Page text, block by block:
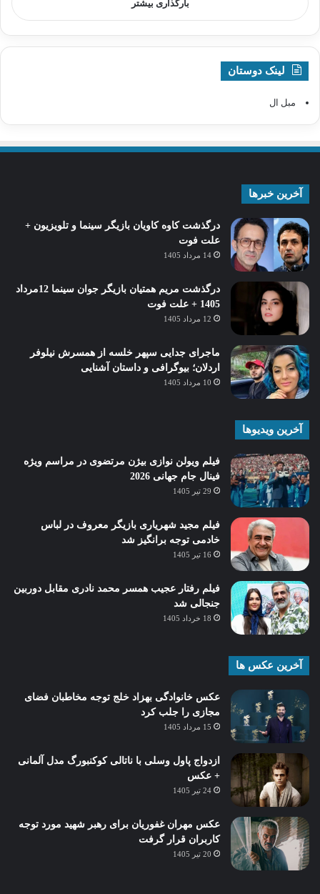
بارگذاری بیشتر
لینک دوستان
مبل ال
آخرین خبرها
درگذشت کاوه کاویان بازیگر سینما و تلویزیون +
علت فوت
14 مرداد 1405
درگذشت مریم همتیان بازیگر جوان سینما 12مرداد
1405 + علت فوت
12 مرداد 1405
ماجرای جدایی سپهر خلسه از همسرش نیلوفر
اردلان؛ بیوگرافی و داستان آشنایی
10 مرداد 1405
آخرین ویدیوها
فیلم ویولن نوازی بیژن مرتضوی در مراسم ویژه
فینال جام جهانی 2026
29 تیر 1405
فیلم مجید شهریاری بازیگر معروف در لباس
خادمی توجه برانگیز شد
16 تیر 1405
فیلم رفتار عجیب همسر محمد نادری مقابل دوربین
جنجالی شد
18 خرداد 1405
آخرین عکس ها
عکس خانوادگی بهزاد خلج توجه مخاطبان فضای
مجازی را جلب کرد
15 مرداد 1405
ازدواج پاول وسلی با ناتالی کوکنبورگ مدل آلمانی
+ عکس
24 تیر 1405
عکس مهران غفوریان برای رهبر شهید مورد توجه
کاربران قرار گرفت
20 تیر 1405